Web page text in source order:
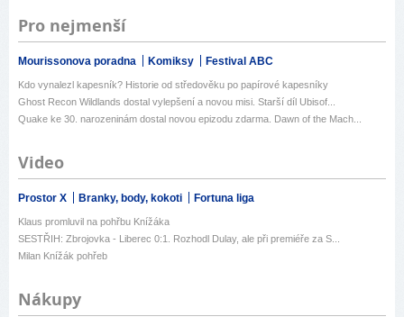
Pro nejmenší
Mourissonova poradna Komiksy Festival ABC
Kdo vynalezl kapesník? Historie od středověku po papírové kapesníky
Ghost Recon Wildlands dostal vylepšení a novou misi. Starší díl Ubisof...
Quake ke 30. narozeninám dostal novou epizodu zdarma. Dawn of the Mach...
Video
Prostor X Branky, body, kokoti Fortuna liga
Klaus promluvil na pohřbu Knížáka
SESTŘIH: Zbrojovka - Liberec 0:1. Rozhodl Dulay, ale při premiéře za S...
Milan Knížák pohřeb
Nákupy